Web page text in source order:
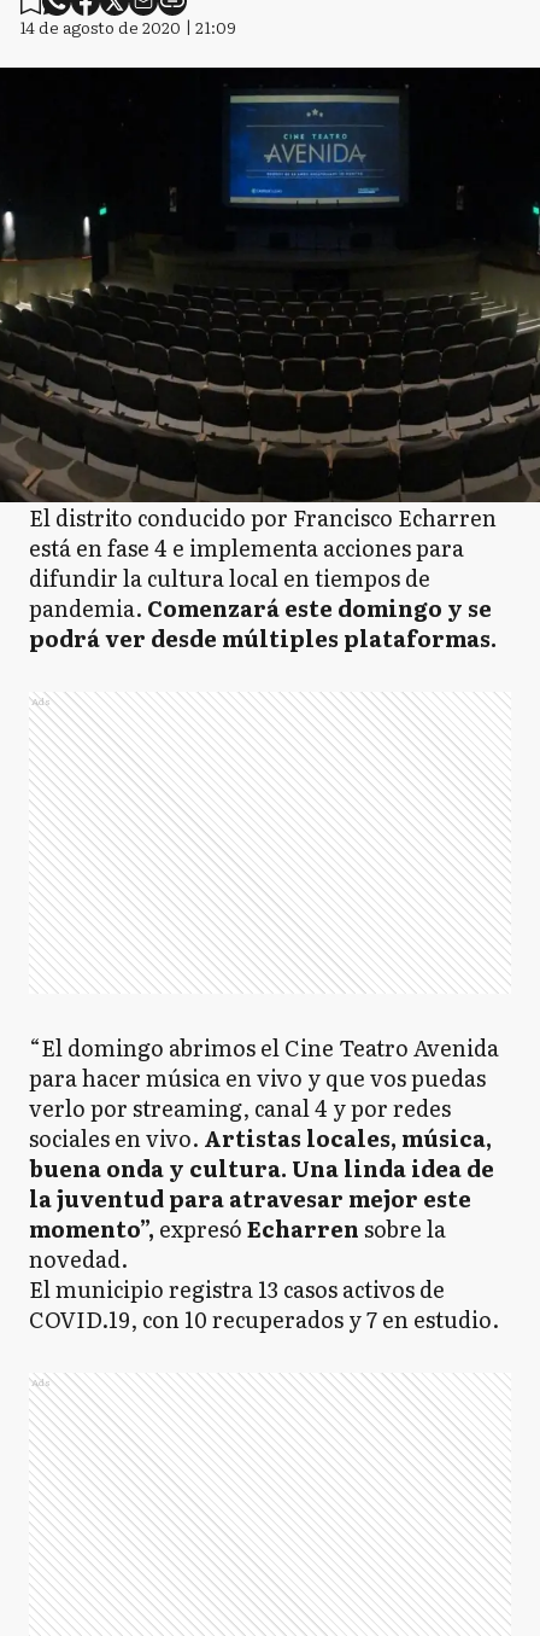
14 de agosto de 2020 | 21:09
El distrito conducido por Francisco Echarren
está en fase 4 e implementa acciones para
difundir la cultura local en tiempos de
pandemia. Comenzará este domingo y se
podrá ver desde múltiples plataformas.
Ads
“El domingo abrimos el Cine Teatro Avenida
para hacer música en vivo y que vos puedas
verlo por streaming, canal 4 y por redes
sociales en vivo. Artistas locales, música,
buena onda y cultura. Una linda idea de
la juventud para atravesar mejor este
momento”, expresóEcharrensobre la
novedad.
El municipio registra 13 casos activos de
COVID.19, con 10 recuperados y 7 en estudio.
Ads